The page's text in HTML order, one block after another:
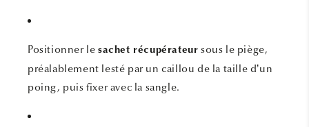
Positionner le sachet récupérateur sous le piège,
préalablement lesté par un caillou de la taille d’un
poing, puis fixer avec la sangle.